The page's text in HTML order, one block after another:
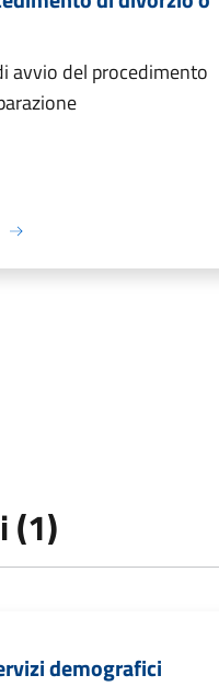
avvio del procedimento
(1)
demografici